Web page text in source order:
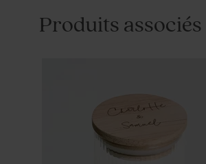
Produits associés